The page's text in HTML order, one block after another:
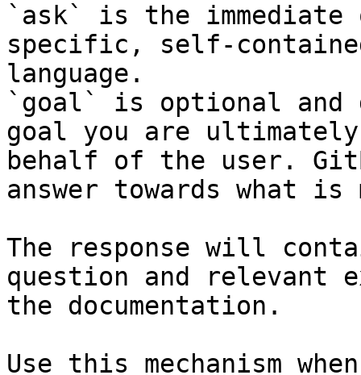
`ask` is the
specific, self-
language.
`goal` is optional and
goal you are
behalf of the user.
answer towards what
The response will
question and relevant
the documentation.
Use this mechanism